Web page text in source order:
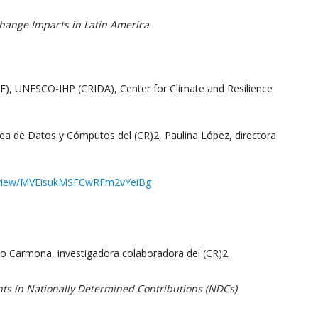
Impacts in Latin America
UNESCO-IHP (CRIDA), Center for Climate and Resilience
de Datos y Cómputos del (CR)2, Paulina López, directora
MVEisukMSFCwRFm2vYeiBg
Carmona, investigadora colaboradora del (CR)2.
in Nationally Determined Contributions (NDCs)